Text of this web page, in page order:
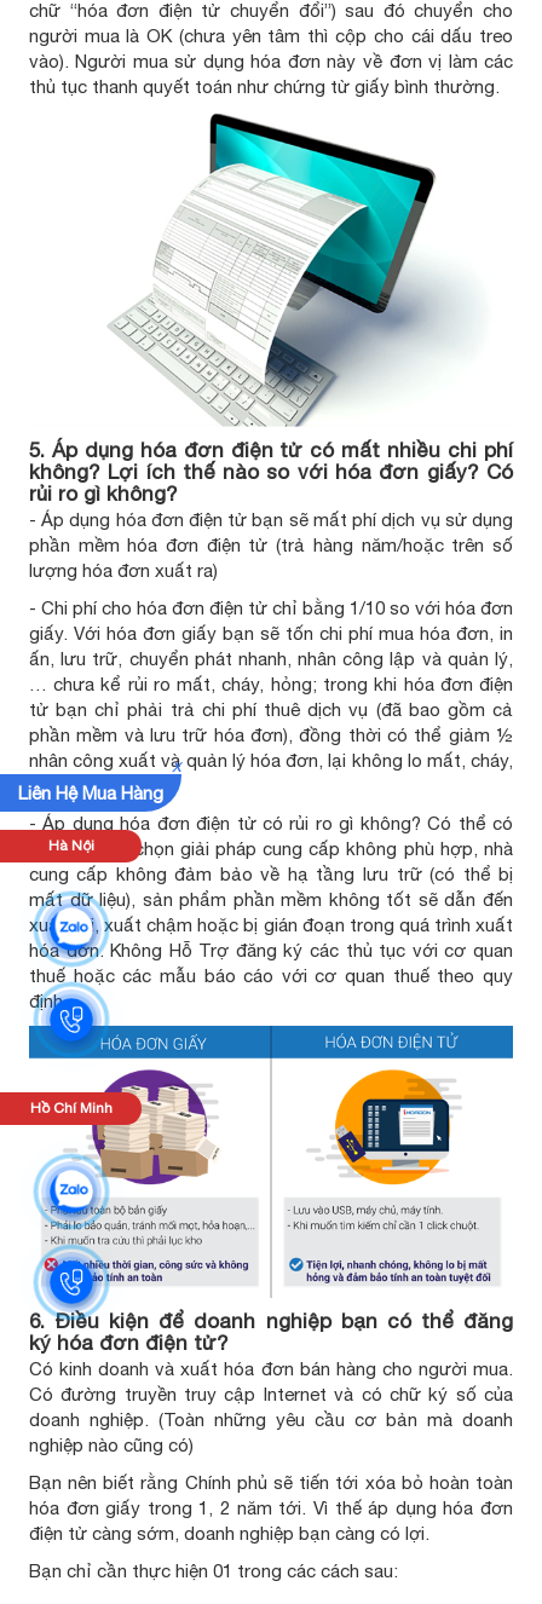
chữ “hóa đơn điện tử chuyển đổi”) sau đó chuyển cho
người mua là OK (chưa yên tâm thì cộp cho cái dấu treo
vào). Người mua sử dụng hóa đơn này về đơn vị làm các
thủ tục thanh quyết toán như chứng từ giấy bình thường.
5. Áp dụng hóa đơn điện tử có mất nhiều chi phí
không? Lợi ích thế nào so với hóa đơn giấy? Có
rủi ro gì không?
- Áp dụng hóa đơn điện tử bạn sẽ mất phí dịch vụ sử dụng
phần mềm hóa đơn điện tử (trả hàng năm/hoặc trên số
lượng hóa đơn xuất ra)
- Chi phí cho hóa đơn điện tử chỉ bằng 1/10 so với hóa đơn
giấy. Với hóa đơn giấy bạn sẽ tốn chi phí mua hóa đơn, in
ấn, lưu trữ, chuyển phát nhanh, nhân công lập và quản lý,
… chưa kể rủi ro mất, cháy, hỏng; trong khi hóa đơn điện
tử bạn chỉ phải trả chi phí thuê dịch vụ (đã bao gồm cả
phần mềm và lưu trữ hóa đơn), đồng thời có thể giảm ½
nhân công xuất và quản lý hóa đơn, lại không lo mất, cháy,
hỏng.
- Áp dụng hóa đơn điện tử có rủi ro gì không? Có thể có
nếu bạn lựa chọn giải pháp cung cấp không phù hợp, nhà
cung cấp không đảm bảo về hạ tầng lưu trữ (có thể bị
mất dữ liệu), sản phẩm phần mềm không tốt sẽ dẫn đến
xuất sai, xuất chậm hoặc bị gián đoạn trong quá trình xuất
hóa đơn. Không Hỗ Trợ đăng ký các thủ tục với cơ quan
thuế hoặc các mẫu báo cáo với cơ quan thuế theo quy
định.
6. Điều kiện để doanh nghiệp bạn có thể đăng
ký hóa đơn điện tử?
Có kinh doanh và xuất hóa đơn bán hàng cho người mua.
Có đường truyền truy cập Internet và có chữ ký số của
doanh nghiệp. (Toàn những yêu cầu cơ bản mà doanh
nghiệp nào cũng có)
Bạn nên biết rằng Chính phủ sẽ tiến tới xóa bỏ hoàn toàn
hóa đơn giấy trong 1, 2 năm tới. Vì thế áp dụng hóa đơn
điện tử càng sớm, doanh nghiệp bạn càng có lợi.
Bạn chỉ cần thực hiện 01 trong các cách sau:
Liên Hệ Mua Hàng
x
Hà Nội
Hồ Chí Minh